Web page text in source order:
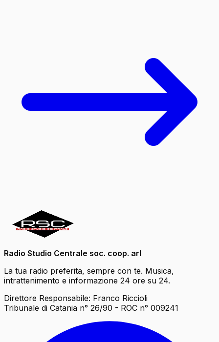
Radio Studio Centrale soc. coop. arl
La tua radio preferita, sempre con te. Musica,
intrattenimento e informazione 24 ore su 24.
Direttore Responsabile: Franco Riccioli
Tribunale di Catania n° 26/90 - ROC n° 009241